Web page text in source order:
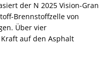
der N 2025 Vision-Gran
Brennstoffzelle von
Über vier
auf den Asphalt